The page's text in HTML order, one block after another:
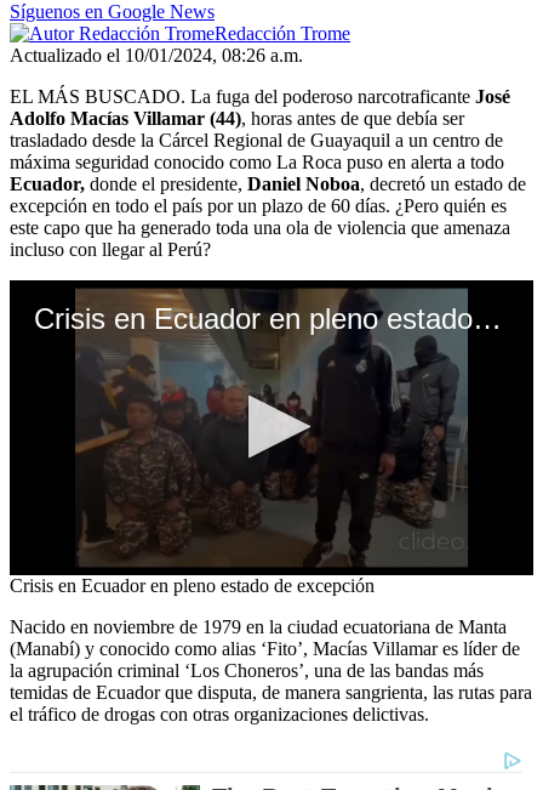
Síguenos en Google News
Redacción Trome
Actualizado el 10/01/2024, 08:26 a.m.
EL MÁS BUSCADO. La fuga del poderoso narcotraficante José
Adolfo Macías Villamar (44), horas antes de que debía ser
trasladado desde la Cárcel Regional de Guayaquil a un centro de
máxima seguridad conocido como La Roca puso en alerta a todo
Ecuador, donde el presidente, Daniel Noboa, decretó un estado de
excepción en todo el país por un plazo de 60 días. ¿Pero quién es
este capo que ha generado toda una ola de violencia que amenaza
incluso con llegar al Perú?
Crisis en Ecuador en pleno estado de excepción
0
of
1
minute,
27
seconds
Crisis en Ecuador en pleno estado de excepción
Nacido en noviembre de 1979 en la ciudad ecuatoriana de Manta
(Manabí) y conocido como alias ‘Fito’, Macías Villamar es líder de
la agrupación criminal ‘Los Choneros’, una de las bandas más
temidas de Ecuador que disputa, de manera sangrienta, las rutas para
el tráfico de drogas con otras organizaciones delictivas.